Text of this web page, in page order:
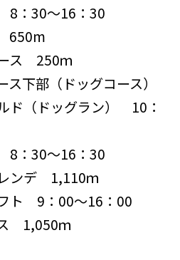
：30～16：30
250ｍ
部（ドッグコース）
（ドッグラン） 10：
：30～16：30
デ 1,110ｍ
ト 9：00～16：00
1,050ｍ